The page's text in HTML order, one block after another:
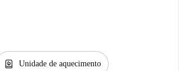
water_heater Unidade de aquecimento